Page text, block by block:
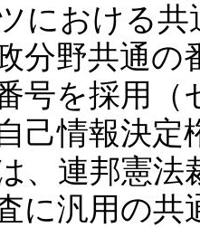
における
分野共通の
号を採用
己情報決定
、連邦憲法
に汎用の共